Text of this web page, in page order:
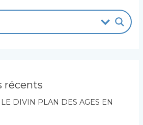
récents
LE DIVIN PLAN DES AGES EN